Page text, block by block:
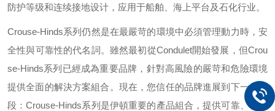
防护等级和连续接地设计，应用于船舶、海上平台及石化行业。
Crouse-Hinds系列仍然是在最嚴苛的環境中必須管理動力時，安
全性與可靠性的代名詞。雖然最初從Condulet開始發展，但Crou
se-Hinds系列已經成為重要品牌，針對高風險的嚴苛和危險環境
提供全面的解決方案組合。現在，您信任的品牌進展到下一個階
段：Crouse-Hinds系列是伊頓重要的產品組合，提供可靠、有效